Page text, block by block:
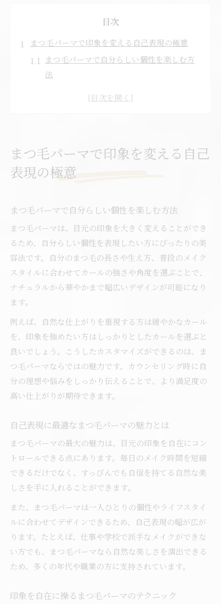
目次
まつ毛パーマで印象を変える自己表現の極意
まつ毛パーマで自分らしい個性を楽しむ方
法
まつ毛パーマの個性を活かすコツと注意点
個性的な目元を叶えるまつ毛パーマ活用術
理想の目元を目指すまつ毛パーマの活用法
まつ毛パーマで個性を引き出すポイント解
説
まつ毛パーマで理想の自分に近づく方法
まつ毛パーマを活かして理想の自分を表現
まつ毛パーマが女性の魅力を高める理由
理想の目元へ導くまつ毛パーマの実践法
まつ毛パーマで変わる毎日のメイク時間
まつ毛パーマ施術前に知りたいポイント
自然な美しさを引き出すまつ毛パーマの魅力
ナチュラル派に人気のまつ毛パーマ活用術
まつ毛パーマの自然な仕上がりを実現する
コツ
自然な目元を演出するまつ毛パーマの選び
自分らしい目元作りに役立つ施術ポイント
ント
まつ毛パーマで印象を変える自己
表現の極意
まつ毛パーマで自分らしい個性を楽しむ方法
まつ毛パーマは、目元の印象を大きく変えることができ
るため、自分らしい個性を表現したい方にぴったりの美
容法です。自分のまつ毛の長さや生え方、普段のメイク
スタイルに合わせてカールの強さや角度を選ぶことで、
ナチュラルから華やかまで幅広いデザインが可能になり
ます。
例えば、自然な仕上がりを重視する方は緩やかなカール
を、印象を強めたい方はしっかりとしたカールを選ぶと
良いでしょう。こうしたカスタマイズができるのは、ま
つ毛パーマならではの魅力です。カウンセリング時に自
分の理想や悩みをしっかり伝えることで、より満足度の
高い仕上がりが期待できます。
自己表現に最適なまつ毛パーマの魅力とは
まつ毛パーマの最大の魅力は、目元の印象を自在にコン
トロールできる点にあります。毎日のメイク時間を短縮
できるだけでなく、すっぴんでも自信を持てる自然な美
しさを手に入れることができます。
また、まつ毛パーマは一人ひとりの個性やライフスタイ
ルに合わせてデザインできるため、自己表現の幅が広が
ります。たとえば、仕事や学校で派手なメイクができな
い方でも、まつ毛パーマなら自然な美しさを演出できる
ため、多くの年代や職業の方に支持されています。
印象を自在に操るまつ毛パーマのテクニック